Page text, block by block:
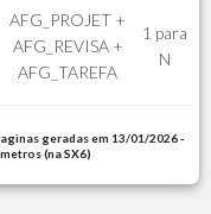
AFG_PROJET +
AFG_REVISA +
AFG_TAREFA
1 para
N
geradas em 13/01/2026 -
(na SX6)